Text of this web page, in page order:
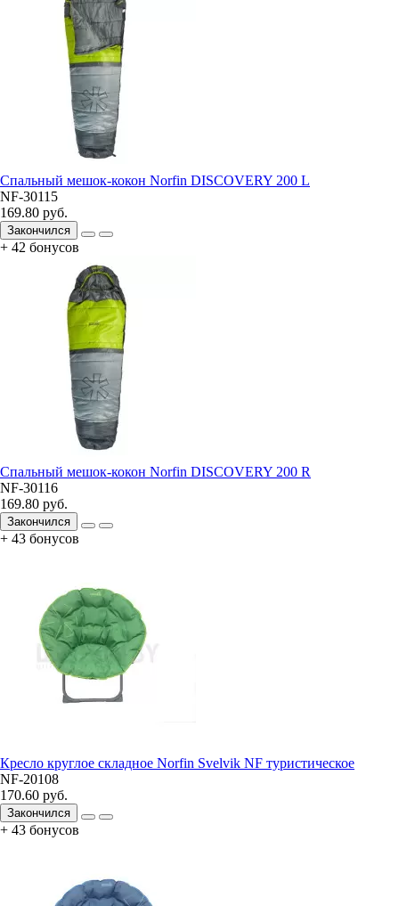
Спальный мешок-кокон Norfin DISCOVERY 200 L
NF-30115
169.80 руб.
Закончился
+ 42 бонусов
Спальный мешок-кокон Norfin DISCOVERY 200 R
NF-30116
169.80 руб.
Закончился
+ 43 бонусов
Кресло круглое складное Norfin Svelvik NF туристическое
NF-20108
170.60 руб.
Закончился
+ 43 бонусов